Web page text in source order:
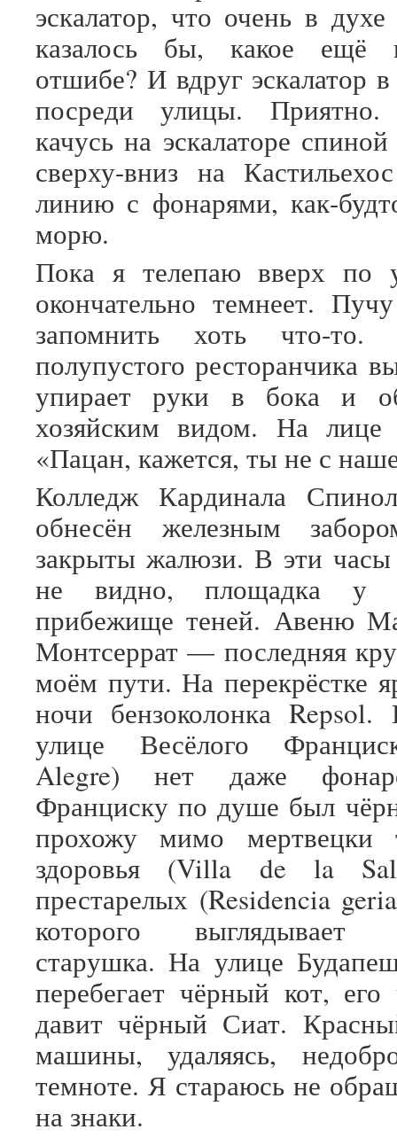
эскалатор, что очень в
казалось бы, какое ещё
отшибе? И вдруг эскалатор в
посреди улицы.
качусь на эскалаторе
сверху-вниз на
линию с фонарями, как-
морю.
Пока я телепаю вверх по
окончательно темнеет.
запомнить хоть что-
полупустого ресторанчика
упирает руки в бока и
хозяйским видом. На лице
«Пацан, кажется, ты не с
Колледж Кардинала
обнесён железным
закрыты жалюзи. В эти
не видно, площадка у
прибежище теней. Авеню
Монтсеррат — последняя
моём пути. На перекрёстке
ночи бензоколонка
улице Весёлого
Alegre) нет даже
Франциску по душе был
прохожу мимо мертвецки
здоровья (Villa de la
престарелых (Residencia
которого выглядывает
старушка. На улице
перебегает чёрный кот,
давит чёрный Сиат.
машины, удаляясь,
темноте. Я стараюсь не
на знаки.